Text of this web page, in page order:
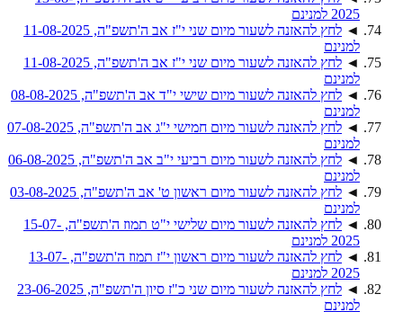
2025 למנינם
◄
לחץ להאזנה לשעור מיום שני י"ז אב ה'תשפ"ה, 11-08-2025
למנינם
◄
לחץ להאזנה לשעור מיום שני י"ז אב ה'תשפ"ה, 11-08-2025
למנינם
◄
לחץ להאזנה לשעור מיום שישי י"ד אב ה'תשפ"ה, 08-08-2025
למנינם
◄
לחץ להאזנה לשעור מיום חמישי י"ג אב ה'תשפ"ה, 07-08-2025
למנינם
◄
לחץ להאזנה לשעור מיום רביעי י"ב אב ה'תשפ"ה, 06-08-2025
למנינם
◄
לחץ להאזנה לשעור מיום ראשון ט' אב ה'תשפ"ה, 03-08-2025
למנינם
◄
לחץ להאזנה לשעור מיום שלישי י"ט תמוז ה'תשפ"ה, 15-07-
2025 למנינם
◄
לחץ להאזנה לשעור מיום ראשון י"ז תמוז ה'תשפ"ה, 13-07-
2025 למנינם
◄
לחץ להאזנה לשעור מיום שני כ"ז סיון ה'תשפ"ה, 23-06-2025
למנינם